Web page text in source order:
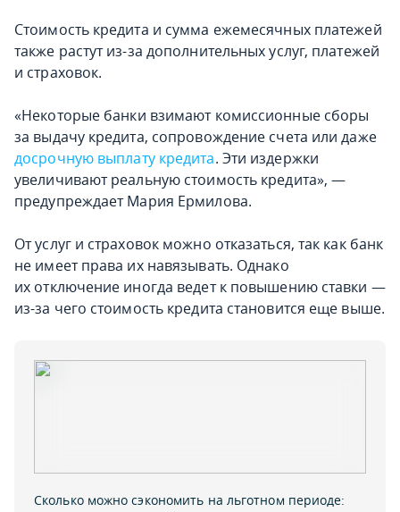
Стоимость кредита и сумма ежемесячных платежей
также растут из-за дополнительных услуг, платежей
и страховок.
«Некоторые банки взимают комиссионные сборы
за выдачу кредита, сопровождение счета или даже
досрочную выплату кредита. Эти издержки
увеличивают реальную стоимость кредита», —
предупреждает Мария Ермилова.
От услуг и страховок можно отказаться, так как банк
не имеет права их навязывать. Однако
их отключение иногда ведет к повышению ставки —
из-за чего стоимость кредита становится еще выше.
Сколько можно сэкономить на льготном периоде: